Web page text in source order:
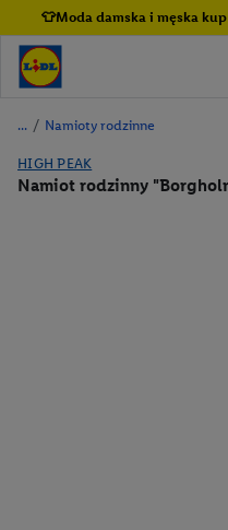
👕Moda damska i męska
/ Namioty rodzinne
HIGH PEAK
Namiot rodzinny